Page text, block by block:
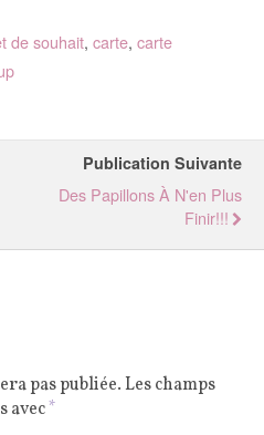
de souhait, carte, carte
Publication Suivante
Des Papillons À N'en Plus
Finir!!!
pas publiée.Les champs
avec*